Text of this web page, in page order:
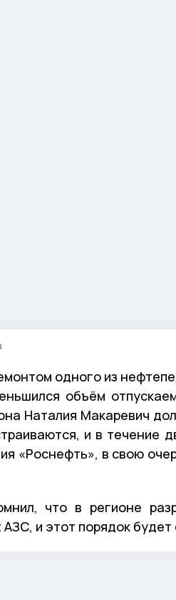
одного из
объём
Наталия Макаревич
и в течение
«Роснефть», в свою
что в регионе
и этот порядок будет